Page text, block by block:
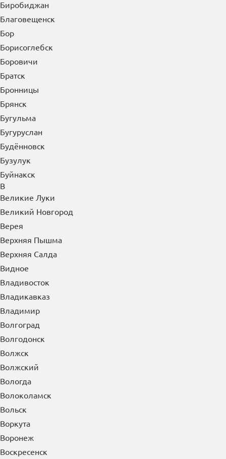
Биробиджан
Благовещенск
Бор
Борисоглебск
Боровичи
Братск
Бронницы
Брянск
Бугульма
Бугуруслан
Будённовск
Бузулук
Буйнакск
В
Великие Луки
Великий Новгород
Верея
Верхняя Пышма
Верхняя Салда
Видное
Владивосток
Владикавказ
Владимир
Волгоград
Волгодонск
Волжск
Волжский
Вологда
Волоколамск
Вольск
Воркута
Воронеж
Воскресенск